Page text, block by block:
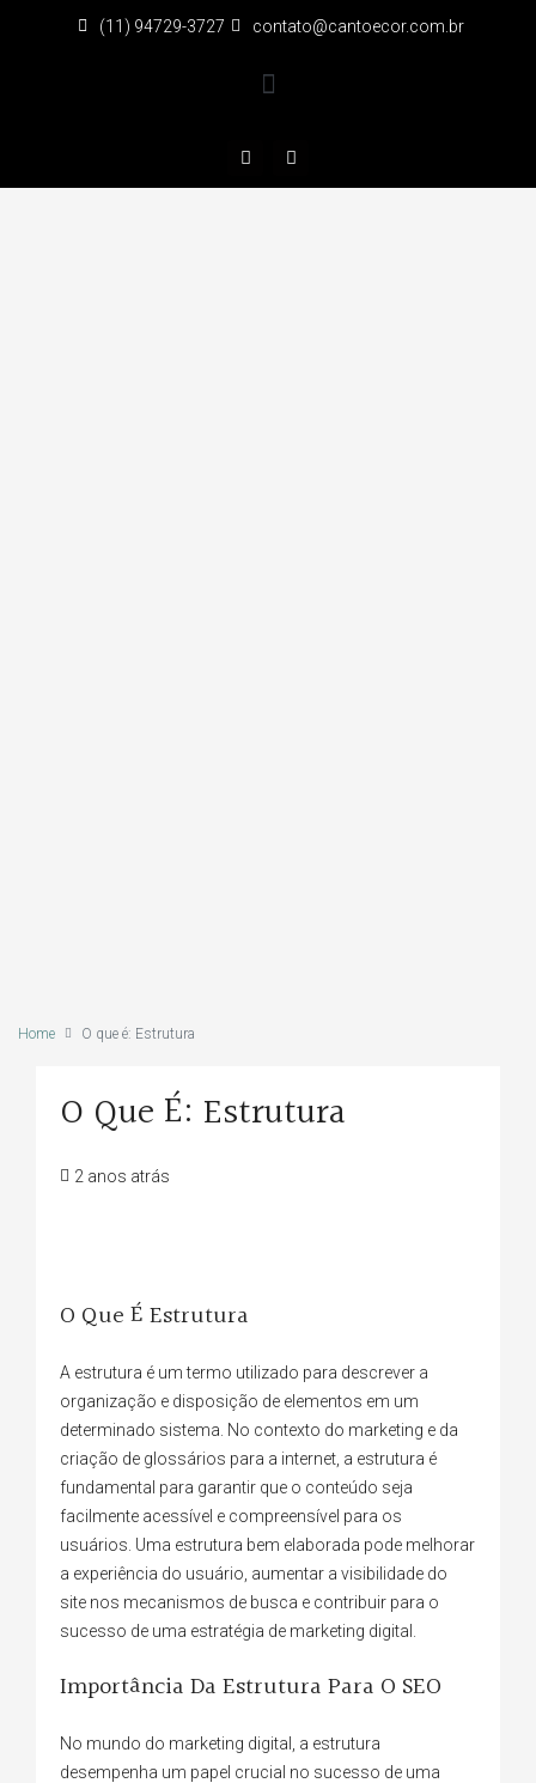
(11) 94729-3727 contato@cantoecor.com.br
Home O que é: Estrutura
O Que É: Estrutura
2 anos atrás
O Que É Estrutura
A estrutura é um termo utilizado para descrever a
organização e disposição de elementos em um
determinado sistema. No contexto do marketing e da
criação de glossários para a internet, a estrutura é
fundamental para garantir que o conteúdo seja
facilmente acessível e compreensível para os
usuários. Uma estrutura bem elaborada pode melhorar
a experiência do usuário, aumentar a visibilidade do
site nos mecanismos de busca e contribuir para o
sucesso de uma estratégia de marketing digital.
Importância Da Estrutura Para O SEO
No mundo do marketing digital, a estrutura
desempenha um papel crucial no sucesso de uma